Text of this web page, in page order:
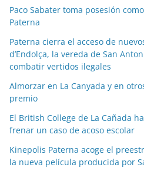
p
o
m
e
e
Paco Sabater toma posesión
Paterna
Paterna cierra el acceso de
d’Endolça, la vereda de San
combatir vertidos ilegales
Almorzar en La Canyada y en
premio
El British College de La Cañada
frenar un caso de acoso escolar
Kinepolis Paterna acoge el
la nueva película producida por